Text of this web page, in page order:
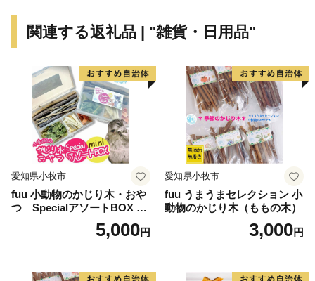
められたものです。
－－－－－－－－－－－－－－－－－－－－
人吉市は九州山地に囲まれた盆地に位置し、
まちの中央を清流・球磨川が流れています。
郊外には豊かな田園風景を望むことができ
そこで生み出される米や農産物は盆地特有の寒暖差によ
って
その米から醸造される「球磨焼酎（くましょうちゅ
関連する返礼品 | "雑貨・日用品"
愛知県小牧市
fuu 小動物のかじり木・おや
つ SpecialアソートBOX mi
5,000円
愛知県小牧市
fuu うまうまセレクション 小
動物のかじり木（ももの木）
3,000円